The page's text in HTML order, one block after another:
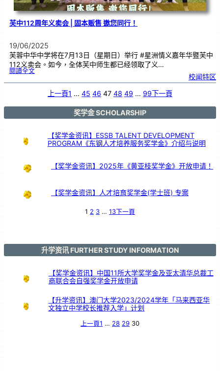
芙中112周年义卖会 | 固本贩售 邀您同行！
19/06/2025
芙蓉中华中学将在7月13日（星期日）举行 #星洲情义嘉年华暨芙中
112义卖会。如今，全体芙中师生都已经领取了义…
閱讀全文:芙
1
|
贩
校闻特区
上一頁1 … 45 46 47 48 49 … 99下一頁
奖学金 SCHOLARSHIP
【奖学金资讯】ESSB TALENT DEVELOPMENT
PROGRAM《东钢人才培养服务奖学金》介绍与说明
【奖学金资讯】2025年《黄亚枝奖学金》开放申请！
【奖学金资讯】人才培育奖学金(学士班) 专案
1 2 3 … 13下一頁
升学资讯 FURTHER STUDY INFORMATION
【奖学金资讯】中国11所大学奖学金及亚太清华总裁工
商联合会自强奖学金开放申请
【升学资讯】澳门大学2023/2024学年「马来西亚华
文独立中学校长推荐入学」计划
上一頁1 … 28 29 30